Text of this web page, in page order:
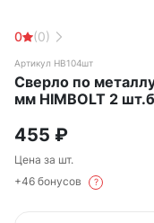
0 (0)
Артикул HB104шт
Сверло по
мм HIMBOLT 2
455 ₽
Цена за шт.
+46 бонусов
?